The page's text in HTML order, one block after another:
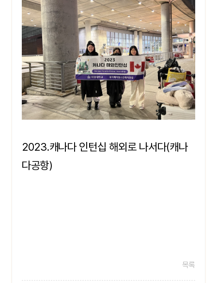
2023.캐나다 인턴십 해외로 나서다(캐나
다공항)
목록